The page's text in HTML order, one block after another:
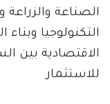
الصناعة
التكنولوجيا
الاقتصادية بين
للاستثمار